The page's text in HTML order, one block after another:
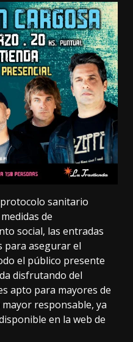
sanitario
de
social, las entradas
para asegurar el
el público presente
disfrutando del
apto para mayores de
responsable, ya
en la web de